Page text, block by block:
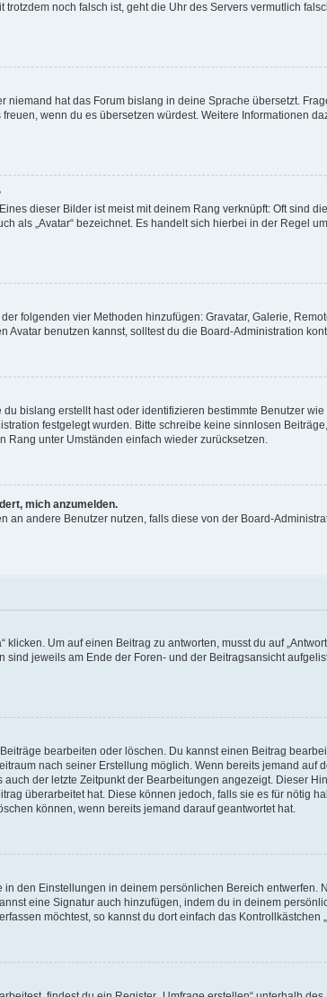
noch falsch ist, geht die Uhr des Servers vermutlich
hat das Forum bislang in deine Sprache übersetzt.
wenn du es übersetzen würdest. Weitere Informationen
dieser Bilder ist meist mit deinem Rang verknüpft: Oft sind
als „Avatar“ bezeichnet. Es handelt sich hierbei in der Regel
folgenden vier Methoden hinzufügen: Gravatar, Galerie,
Avatar benutzen kannst, solltest du die Board-Administration
bislang erstellt hast oder identifizieren bestimmte Benutzer
festgelegt wurden. Bitte schreibe keine sinnlosen
Rang unter Umständen einfach wieder zurücksetzen.
mich anzumelden.
an andere Benutzer nutzen, falls diese von der Board-
Um auf einen Beitrag zu antworten, musst du auf
jeweils am Ende der Foren- und der Beitragsansicht
bearbeiten oder löschen. Du kannst einen Beitrag
nach seiner Erstellung möglich. Wenn bereits jemand auf
der letzte Zeitpunkt der Bearbeitungen angezeigt. Dieser
überarbeitet hat. Diese können jedoch, falls sie es für nötig
können, wenn bereits jemand darauf geantwortet hat.
den Einstellungen in deinem persönlichen Bereich entwerfen.
eine Signatur auch hinzufügen, indem du in deinem
möchtest, so kannst du dort einfach das Kontrollkästchen